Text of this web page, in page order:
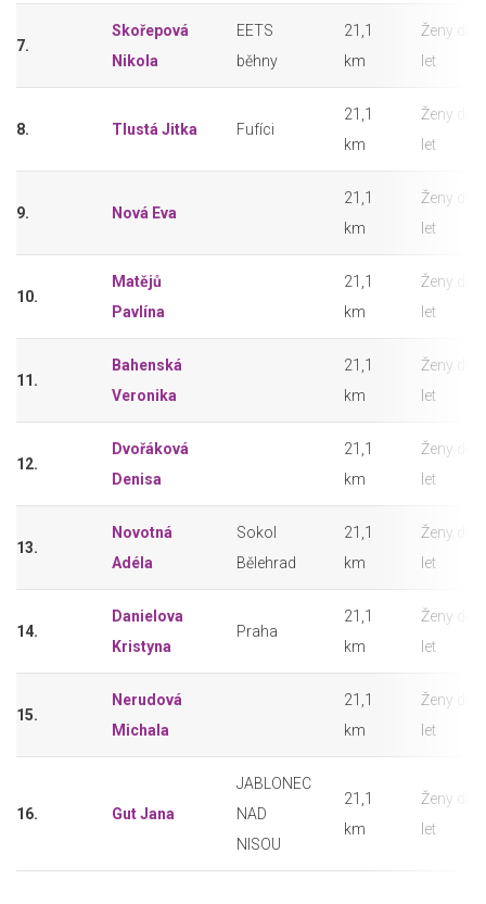
7.
Skořepová
Nikola
EETS
běhny
21,1
km
Ženy do
let
8. Tlustá Jitka Fufíci
21,1
km
Ženy do
let
9. Nová Eva
21,1
km
Ženy do
let
10.
Matějů
Pavlína
21,1
km
Ženy do
let
11.
Bahenská
Veronika
21,1
km
Ženy do
let
12.
Dvořáková
Denisa
21,1
km
Ženy do
let
13.
Novotná
Adéla
Sokol
Bělehrad
21,1
km
Ženy do
let
14.
Danielova
Kristyna
Praha
21,1
km
Ženy do
let
15.
Nerudová
Michala
21,1
km
Ženy do
let
16. Gut Jana
JABLONEC
NAD
NISOU
21,1
km
Ženy do
let